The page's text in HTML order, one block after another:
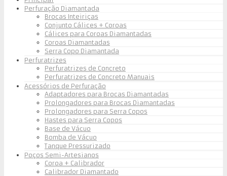
Perfuração Diamantada
Brocas Inteiriças
Conjunto Cálices + Coroas
Cálices para Coroas Diamantadas
Coroas Diamantadas
Serra Copo Diamantada
Perfuratrizes
Perfuratrizes de Concreto
Perfuratrizes de Concreto Manuais
Acessórios de Perfuração
Adaptadores para Brocas Diamantadas
Prolongadores para Brocas Diamantadas
Prolongadores para Serra Copos
Hastes para Serra Copos
Base de Vácuo
Bomba de Vácuo
Tanque Pressurizado
Poços Semi-Artesianos
Coroa + Calibrador
Calibrador Diamantado